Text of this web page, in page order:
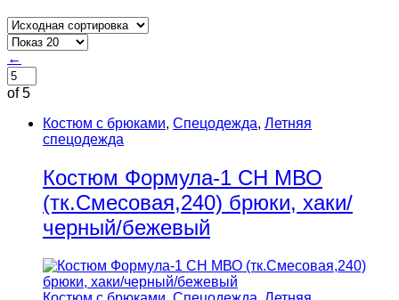
←
of 5
Костюм с брюками, Спецодежда, Летняя
спецодежда
Костюм Формула-1 CH МВО
(тк.Смесовая,240) брюки, хаки/
черный/бежевый